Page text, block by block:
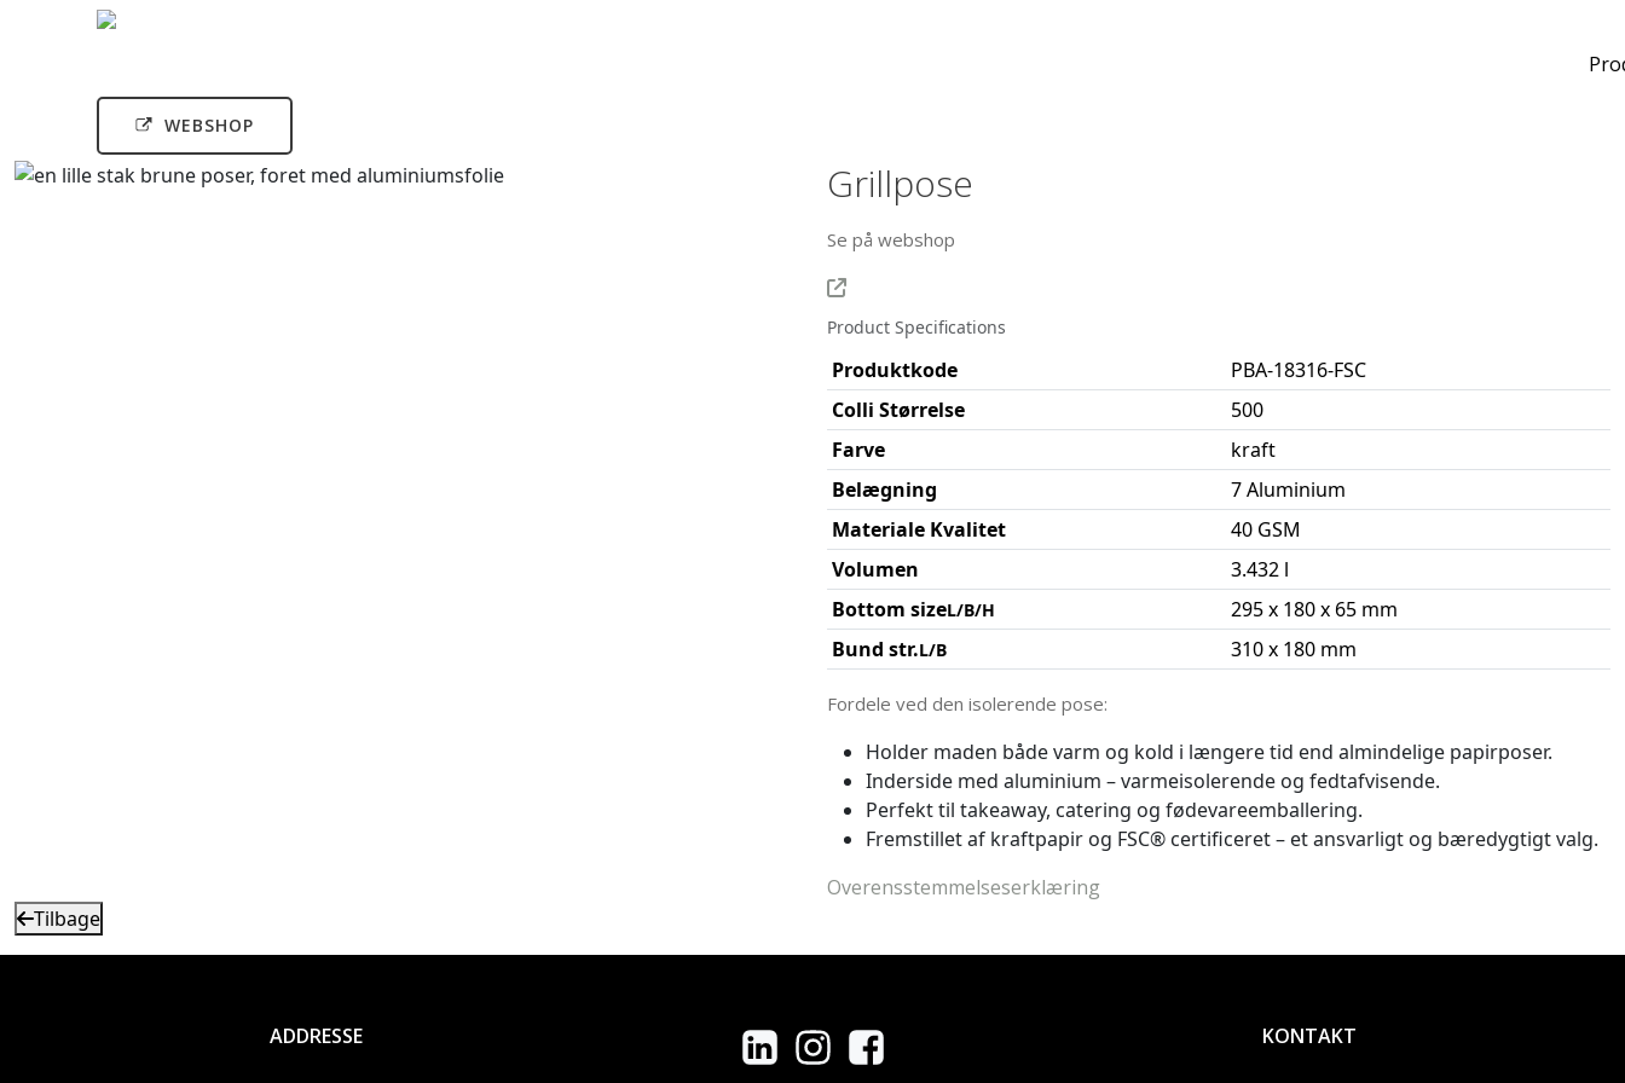
WEBSHOP
Grillpose
Se på webshop
Product Specifications
Produktkode
PBA-18316-FSC
Colli Størrelse
500
Farve
kraft
Belægning
7 Aluminium
Materiale Kvalitet
40 GSM
Volumen
3.432 l
Bottom sizeL/B/H
295 x 180 x 65 mm
Bund str.L/B 310 x 180 mm
Fordele ved den isolerende pose:
Holder maden både varm og kold i længere tid end almindelige papirposer.
Inderside med aluminium – varmeisolerende og fedtafvisende.
Perfekt til takeaway, catering og fødevareemballering.
Fremstillet af kraftpapir og FSC® certificeret – et ansvarligt og bæredygtigt valg.
Overensstemmelseserklæring
Tilbage
ADDRESSE KONTAKT